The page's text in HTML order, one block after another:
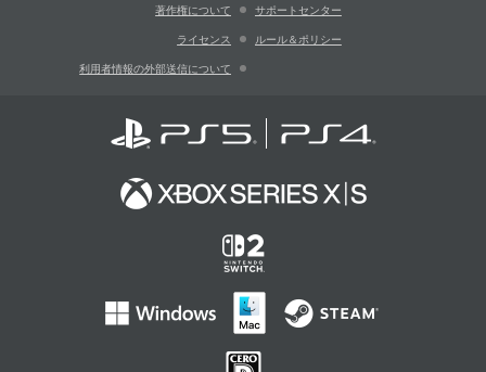
著作権について サポートセンター
ライセンス ルール＆ポリシー
利用者情報の外部送信について